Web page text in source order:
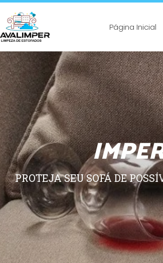
Página Inicial
PROTEJA SEU SOFÁ DE